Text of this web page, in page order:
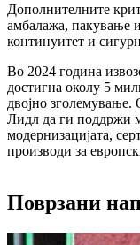
Дополнителните
амбалажа, пакување
континуитет и
Во 2024 година
достигна околу 5
двојно зголемување.
Лидл да ги поддржи
модернизацијата,
производи за
Поврзани